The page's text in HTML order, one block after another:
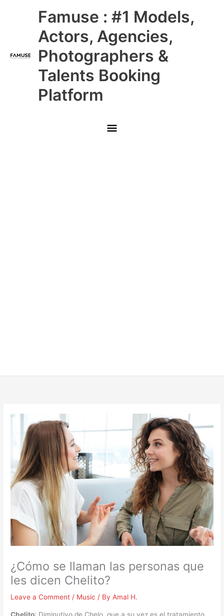
Famuse : #1 Models,
Actors, Agencies,
Photographers &
Talents Booking
Platform
Main
Menu
¿Cómo se llaman las personas que
les dicen Chelito?
Leave a Comment / Music / ByAmal H.
Chelito: Diminutivo de Chelo, que a su vez es el tratamiento